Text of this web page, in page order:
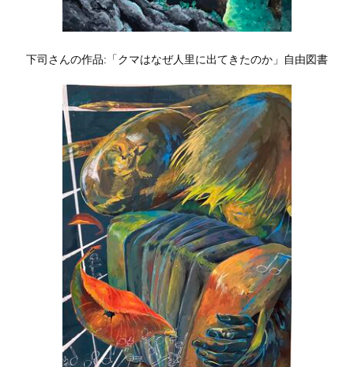
下司さんの作品:「クマはなぜ人里に出てきたのか」自由図書